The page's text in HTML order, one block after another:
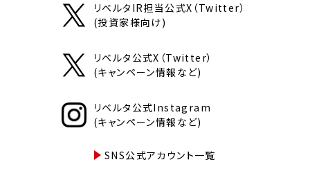
リベルタIR担当公式X（Twitter）
(投資家様向け)
リベルタ公式X（Twitter）
(キャンペーン情報など)
リベルタ公式Instagram
(キャンペーン情報など)
SNS公式アカウント一覧